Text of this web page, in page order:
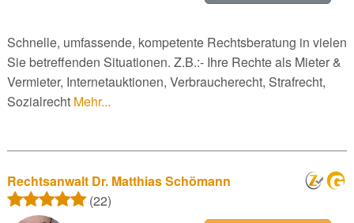
Schnelle, umfassende, kompetente Rechtsberatung in vielen
Sie betreffenden Situationen. Z.B.:- Ihre Rechte als Mieter &
Vermieter, Internetauktionen, Verbraucherecht, Strafrecht,
Sozialrecht Mehr...
Rechtsanwalt Dr. Matthias Schömann
(22)